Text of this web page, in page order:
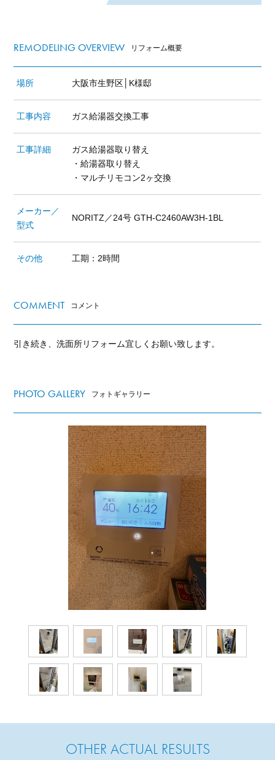
REMODELING OVERVIEW リフォーム概要
場所 大阪市生野区│K様邸
工事内容 ガス給湯器交換工事
工事詳細
ガス給湯器取り替え
・給湯器取り替え
・マルチリモコン2ヶ交換
メーカー／
型式
NORITZ／24号 GTH-C2460AW3H-1BL
その他 工期：2時間
COMMENT コメント
引き続き、洗面所リフォーム宜しくお願い致します。
PHOTO GALLERY フォトギャラリー
OTHER ACTUAL RESULTS